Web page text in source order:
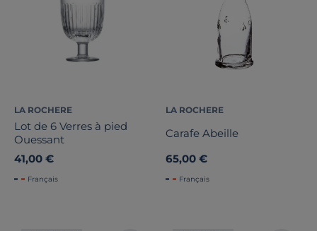
LA ROCHERE
Lot de 6 Verres à pied
Ouessant
41,00 €
Français
LA ROCHERE
Carafe Abeille
65,00 €
Français